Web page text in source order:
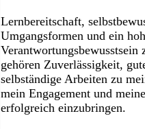
Lernbereitschaft,
Umgangsformen und ein
Verantwortungsbewusstsein
gehören Zuverlässigkeit,
selbständige Arbeiten zu
mein Engagement und
erfolgreich einzubringen.